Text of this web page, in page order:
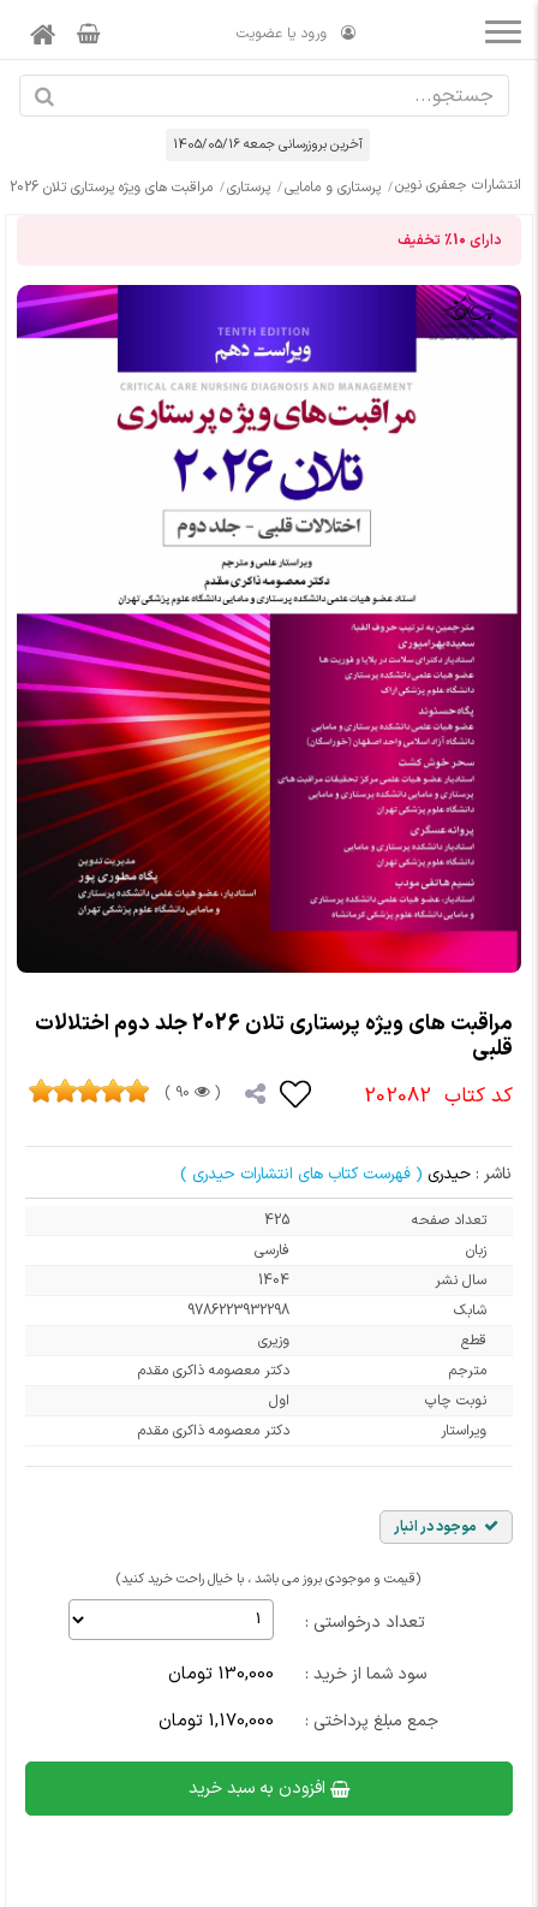
ورود یا عضویت
آخرین بروزرسانی جمعه 1405/05/16
انتشارات جعفری نوین پرستاری و مامایی پرستاری مراقبت های ویژه پرستاری تلان 2026 جلد دوم اختلالات قلبی
دارای 10% تخفیف
مراقبت های ویژه پرستاری تلان 2026 جلد دوم اختلالات
قلبی
کد کتاب 202082
(
90 )
ناشر : حیدری ( فهرست کتاب های انتشارات حیدری )
تعداد صفحه
425
زبان
فارسی
سال نشر
1404
شابک
9786223932298
قطع
وزیری
مترجم
دکتر معصومه ذاکری مقدم
نوبت چاپ
اول
ویراستار
دکتر معصومه ذاکری مقدم
موجود در انبار
(قیمت و موجودی بروز می باشد ، با خیال راحت خرید کنید)
تعداد درخواستی :
سود شما از خرید : 130,000 تومان
جمع مبلغ پرداختی : 1,170,000 تومان
افزودن به سبد خرید